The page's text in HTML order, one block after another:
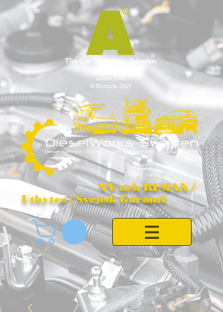
NY och REMAN /
Utbytes | Svensk Garanti